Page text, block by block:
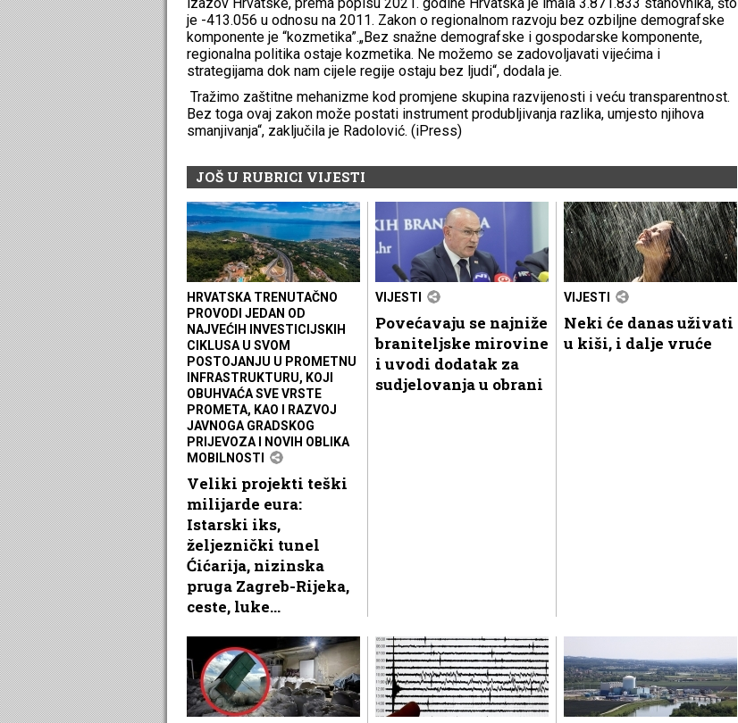
je -413.056 u odnosu na 2011. Zakon o regionalnom razvoju bez ozbiljne demografske
komponente je “kozmetika”.„Bez snažne demografske i gospodarske komponente,
regionalna politika ostaje kozmetika. Ne možemo se zadovoljavati vijećima i
strategijama dok nam cijele regije ostaju bez ljudi“, dodala je.
Tražimo zaštitne mehanizme kod promjene skupina razvijenosti i veću transparentnost.
Bez toga ovaj zakon može postati instrument produbljivanja razlika, umjesto njihova
smanjivanja“, zaključila je Radolović. (iPress)
JOŠ U RUBRICI VIJESTI
HRVATSKA TRENUTAČNO
PROVODI JEDAN OD
NAJVEĆIH INVESTICIJSKIH
CIKLUSA U SVOM
POSTOJANJU U PROMETNU
INFRASTRUKTURU, KOJI
OBUHVAĆA SVE VRSTE
PROMETA, KAO I RAZVOJ
JAVNOGA GRADSKOG
PRIJEVOZA I NOVIH OBLIKA
MOBILNOSTI
Veliki projekti teški
milijarde eura:
Istarski iks,
željeznički tunel
Ćićarija, nizinska
pruga Zagreb-Rijeka,
ceste, luke...
VIJESTI
Povećavaju se najniže
braniteljske mirovine
i uvodi dodatak za
sudjelovanja u obrani
VIJESTI
Neki će danas uživati
u kiši, i dalje vruće